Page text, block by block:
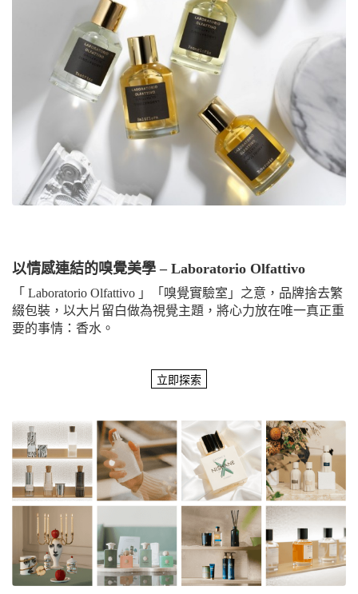
以情感連結的嗅覺美學 – Laboratorio Olfattivo
「 Laboratorio Olfattivo 」「嗅覺實驗室」之意，品牌捨去繁
綴包裝，以大片留白做為視覺主題，將心力放在唯一真正重
要的事情：香水。